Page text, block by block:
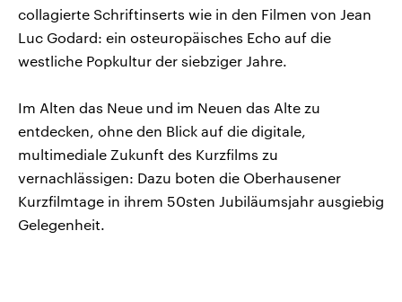
collagierte Schriftinserts wie in den Filmen von Jean
Luc Godard: ein osteuropäisches Echo auf die
westliche Popkultur der siebziger Jahre.
Im Alten das Neue und im Neuen das Alte zu
entdecken, ohne den Blick auf die digitale,
multimediale Zukunft des Kurzfilms zu
vernachlässigen: Dazu boten die Oberhausener
Kurzfilmtage in ihrem 50sten Jubiläumsjahr ausgiebig
Gelegenheit.